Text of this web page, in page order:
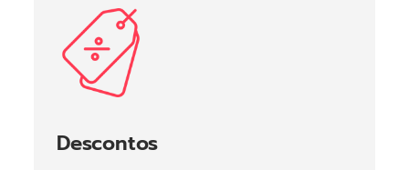
Descontos